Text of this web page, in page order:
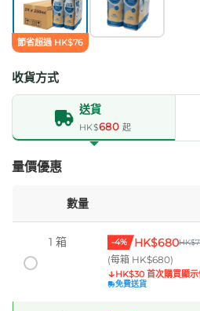
節省超過 HK$76
收貨方式
送貨
HK$680 起
量價優惠
數量
1 箱 -4% HK$680
(每箱 HK$680)
↓HK$30 首次購買顯示
免費送貨